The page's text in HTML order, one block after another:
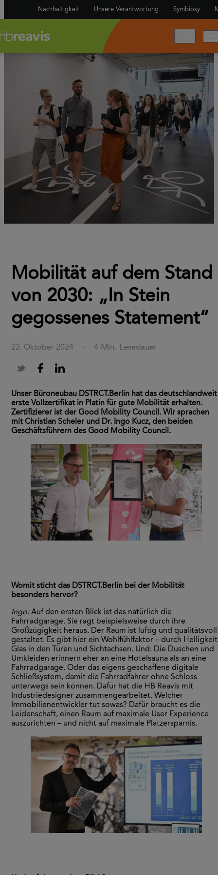
Nachhaltigkeit Unsere Verantwortung Symbiosy
Mobilität auf dem Stand
von 2030: „In Stein
gegossenes Statement“
22. Oktober 2024 · 4 Min. Lesedauer
Unser Büroneubau DSTRCT.Berlin hat das deutschlandweit
erste Vollzertifikat in Platin für gute Mobilität erhalten.
Zertifizierer ist der Good Mobility Council. Wir sprachen
mit Christian Scheler und Dr. Ingo Kucz, den beiden
Geschäftsführern des Good Mobility Council.
Womit sticht das DSTRCT.Berlin bei der Mobilität
besonders hervor?
Ingo:Auf den ersten Blick ist das natürlich die
Fahrradgarage. Sie ragt beispielsweise durch ihre
Großzügigkeit heraus. Der Raum ist luftig und qualitätsvoll
gestaltet. Es gibt hier ein Wohlfühlfaktor – durch
Glas in den Türen und Sichtachsen. Und: Die Duschen und
Umkleiden erinnern eher an eine Hotelsauna als an eine
Fahrradgarage. Oder das eigens geschaffene digitale
Schließsystem, damit die Fahrradfahrer ohne Schloss
unterwegs sein können. Dafür hat die HB Reavis mit
Industriedesigner zusammengearbeitet. Welcher
Immobilienentwickler tut sowas? Dafür braucht es die
Leidenschaft, einen Raum auf maximale User Experience
auszurichten – und nicht auf maximale Platzersparnis.